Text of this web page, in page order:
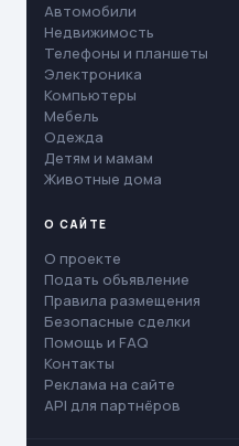
Автомобили
Недвижимость
Телефоны и планшеты
Электроника
Компьютеры
Мебель
Одежда
Детям и мамам
Животные дома
О САЙТЕ
О проекте
Подать объявление
Правила размещения
Безопасные сделки
Помощь и FAQ
Контакты
Реклама на сайте
API для партнёров